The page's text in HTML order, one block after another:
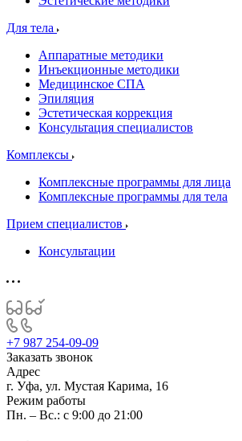
Для тела
Аппаратные методики
Инъекционные методики
Медицинское СПА
Эпиляция
Эстетическая коррекция
Консультация специалистов
Комплексы
Комплексные программы для лица
Комплексные программы для тела
Прием специалистов
Консультации
+7 987 254-09-09
Заказать звонок
Адрес
г. Уфа, ул. Мустая Карима, 16
Режим работы
Пн. – Вс.: с 9:00 до 21:00